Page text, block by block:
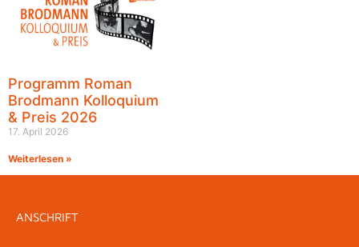
Programm Roman
Brodmann Kolloquium
& Preis 2026
17. April 2026
Weiterlesen »
ANSCHRIFT